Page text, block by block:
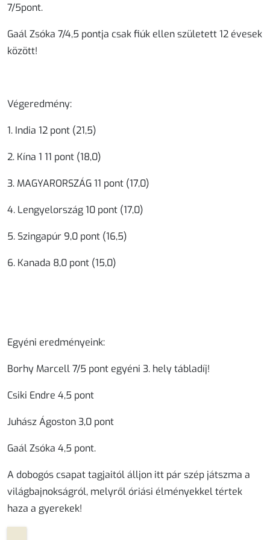
7/5pont.
Gaál Zsóka 7/4,5 pontja csak fiúk ellen született 12 évesek
között!
Végeredmény:
1. India 12 pont (21,5)
2. Kína 1 11 pont (18,0)
3. MAGYARORSZÁG 11 pont (17,0)
4. Lengyelország 10 pont (17,0)
5. Szingapúr 9,0 pont (16,5)
6. Kanada 8,0 pont (15,0)
Egyéni eredményeink:
Borhy Marcell 7/5 pont egyéni 3. hely tábladíj!
Csiki Endre 4,5 pont
Juhász Ágoston 3,0 pont
Gaál Zsóka 4,5 pont.
A dobogós csapat tagjaitól álljon itt pár szép játszma a
világbajnokságról, melyről óriási élményekkel tértek
haza a gyerekek!